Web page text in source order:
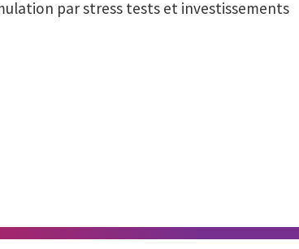
par stress tests et investissements
Email
on Print